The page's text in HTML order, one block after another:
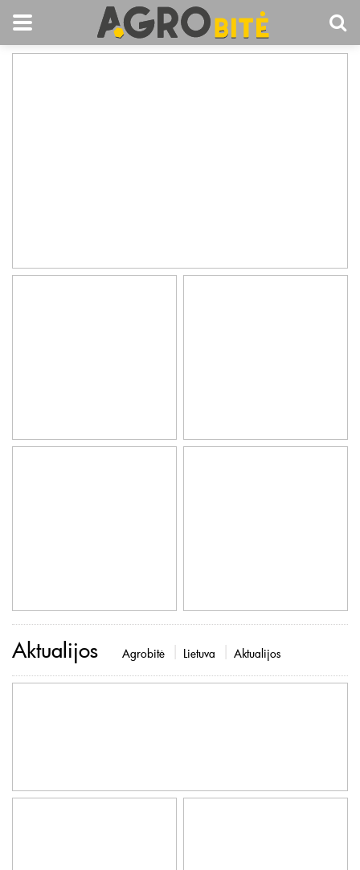
Aktualijos Agrobitė Lietuva Aktualijos